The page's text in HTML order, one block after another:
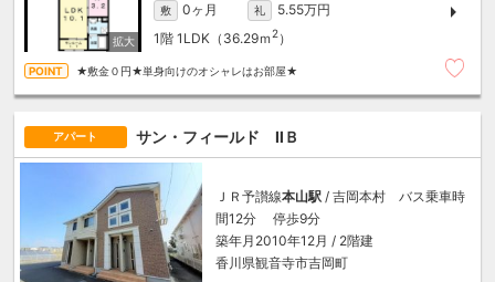
敷 0ヶ月 礼
5.55万円
1階 1LDK（36.29ｍ2）
★敷金０円★単身向けのオシャレはお部屋★
アパート サン・フィールド ⅡＢ
ＪＲ予讃線本山駅 / 吉岡本村 バス乗車時
間12分 停歩9分
築年月2010年12月 / 2階建
香川県観音寺市吉岡町